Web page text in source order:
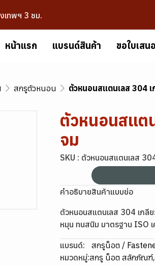
ทพฯ 3 ชม.
หน้าแรก แบรนด์สินค้า ขอใบเสน
สกรูตัวหนอน ตัวหนอนสแตนเลส 304 เ
ตัวหนอนสแต
จม
SKU : ตัวหนอนสแตนเลส
คำอธิบายสินค้าแบบย่อ
ตัวหนอนสแตนเลส 304 เกลี
หมุน ทนสนิม มาตรฐาน ISO
แบรนด์:
สกรูน็อต /
หมวดหมู่:สกรู น็อต สลักภัณฑ์,